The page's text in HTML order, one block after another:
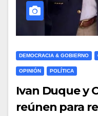
DEMOCRACIA & GOBIERNO
OPINIÓN POLÍTICA
Ivan Duque y
reúnen para